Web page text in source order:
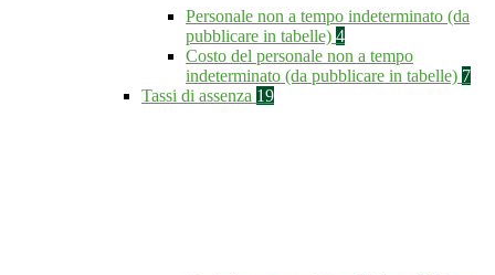
Personale non a tempo indeterminato (da
pubblicare in tabelle) 4
Costo del personale non a tempo
indeterminato (da pubblicare in tabelle) 7
Tassi di assenza 19